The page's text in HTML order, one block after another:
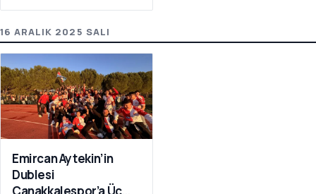
16 ARALIK 2025 SALI
Emircan Aytekin’in
Dublesi
Çanakkalespor’a Üç